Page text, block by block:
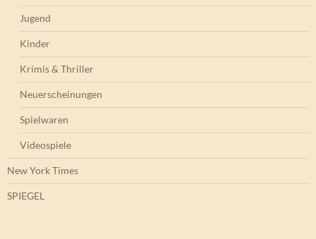
Jugend
Kinder
Krimis & Thriller
Neuerscheinungen
Spielwaren
Videospiele
New York Times
SPIEGEL